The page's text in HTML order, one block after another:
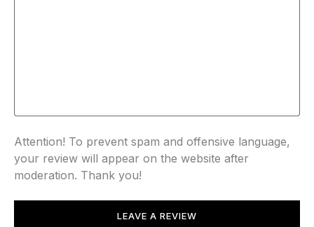
Attention! To prevent spam and offensive language,
your review will appear on the website after
moderation. Thank you!
LEAVE A REVIEW